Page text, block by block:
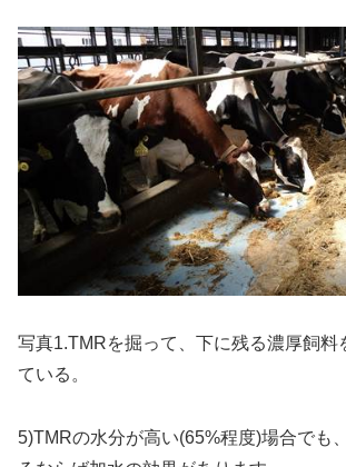
写真1.TMRを掘って、下に残る濃厚飼料
ている。
5)TMRの水分が高い(65%程度)場合でも